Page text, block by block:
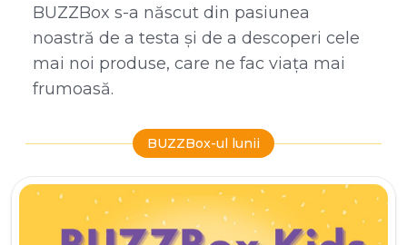
BUZZBox s-a născut din pasiunea
noastră de a testa și de a descoperi cele
mai noi produse, care ne fac viața mai
frumoasă.
BUZZBox-ul lunii